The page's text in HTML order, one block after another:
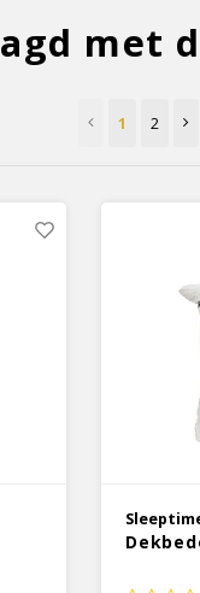
met
1 2